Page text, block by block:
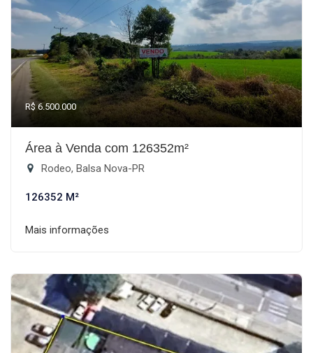
R$ 6.500.000
Área à Venda com 126352m²
Rodeo, Balsa Nova-PR
126352 M²
Mais informações